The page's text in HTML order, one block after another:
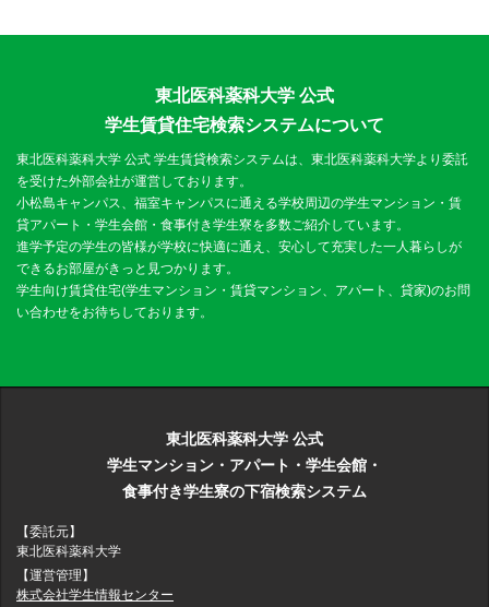
東北医科薬科大学 公式
学生賃貸住宅検索システムについて
東北医科薬科大学 公式 学生賃貸検索システムは、東北医科薬科大学より委託
を受けた外部会社が運営しております。
小松島キャンパス、福室キャンパスに通える学校周辺の学生マンション・賃
貸アパート・学生会館・食事付き学生寮を多数ご紹介しています。
進学予定の学生の皆様が学校に快適に通え、安心して充実した一人暮らしが
できるお部屋がきっと見つかります。
学生向け賃貸住宅(学生マンション・賃貸マンション、アパート、貸家)のお問
い合わせをお待ちしております。
東北医科薬科大学 公式
学生マンション・アパート・学生会館・
食事付き学生寮の下宿検索システム
【委託元】
東北医科薬科大学
【運営管理】
株式会社学生情報センター